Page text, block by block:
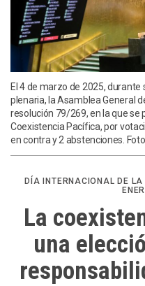
El 4 de marzo de 2025,
plenaria, la Asamblea General
resolución 79/269, en la que se
Coexistencia Pacífica, por
en contra y 2 abstenciones.
DÍA INTERNACIONAL DE
La
una